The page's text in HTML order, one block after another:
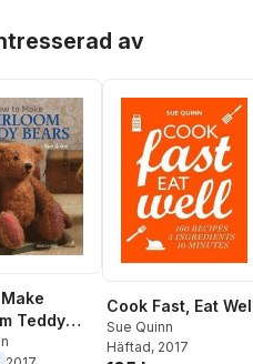
av
Teddy
Cook Fast, Eat
Sue Quinn
Häftad, 2017